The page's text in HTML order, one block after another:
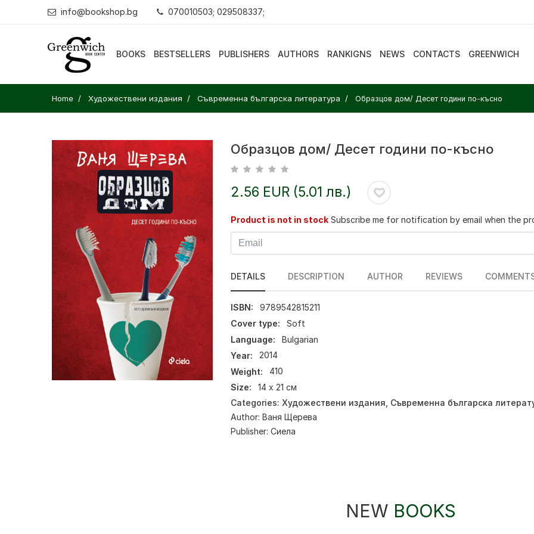
info@bookshop.bg 070010503; 029508337;
BOOKS BESTSELLERS PUBLISHERS AUTHORS RANKIGNS NEWS CONTACTS GREENWICH
Home Художествени издания Съвременна българска литература Образцов дом/ Десет години по-късно
Образцов дом/ Десет години по-късно
2.56 EUR (5.01 лв.)
Product is not in stock Subscribe me for notification by email when the
DETAILS DESCRIPTION AUTHOR REVIEWS
ISBN:
9789542815211
Cover type:
Soft
Language:
Bulgarian
Year:
2014
Weight:
410
Size:
14 х 21 см
Categories: Художествени издания Съвременна българска
Author: Ваня Щерева
Publisher: Сиела
NEW BOOKS